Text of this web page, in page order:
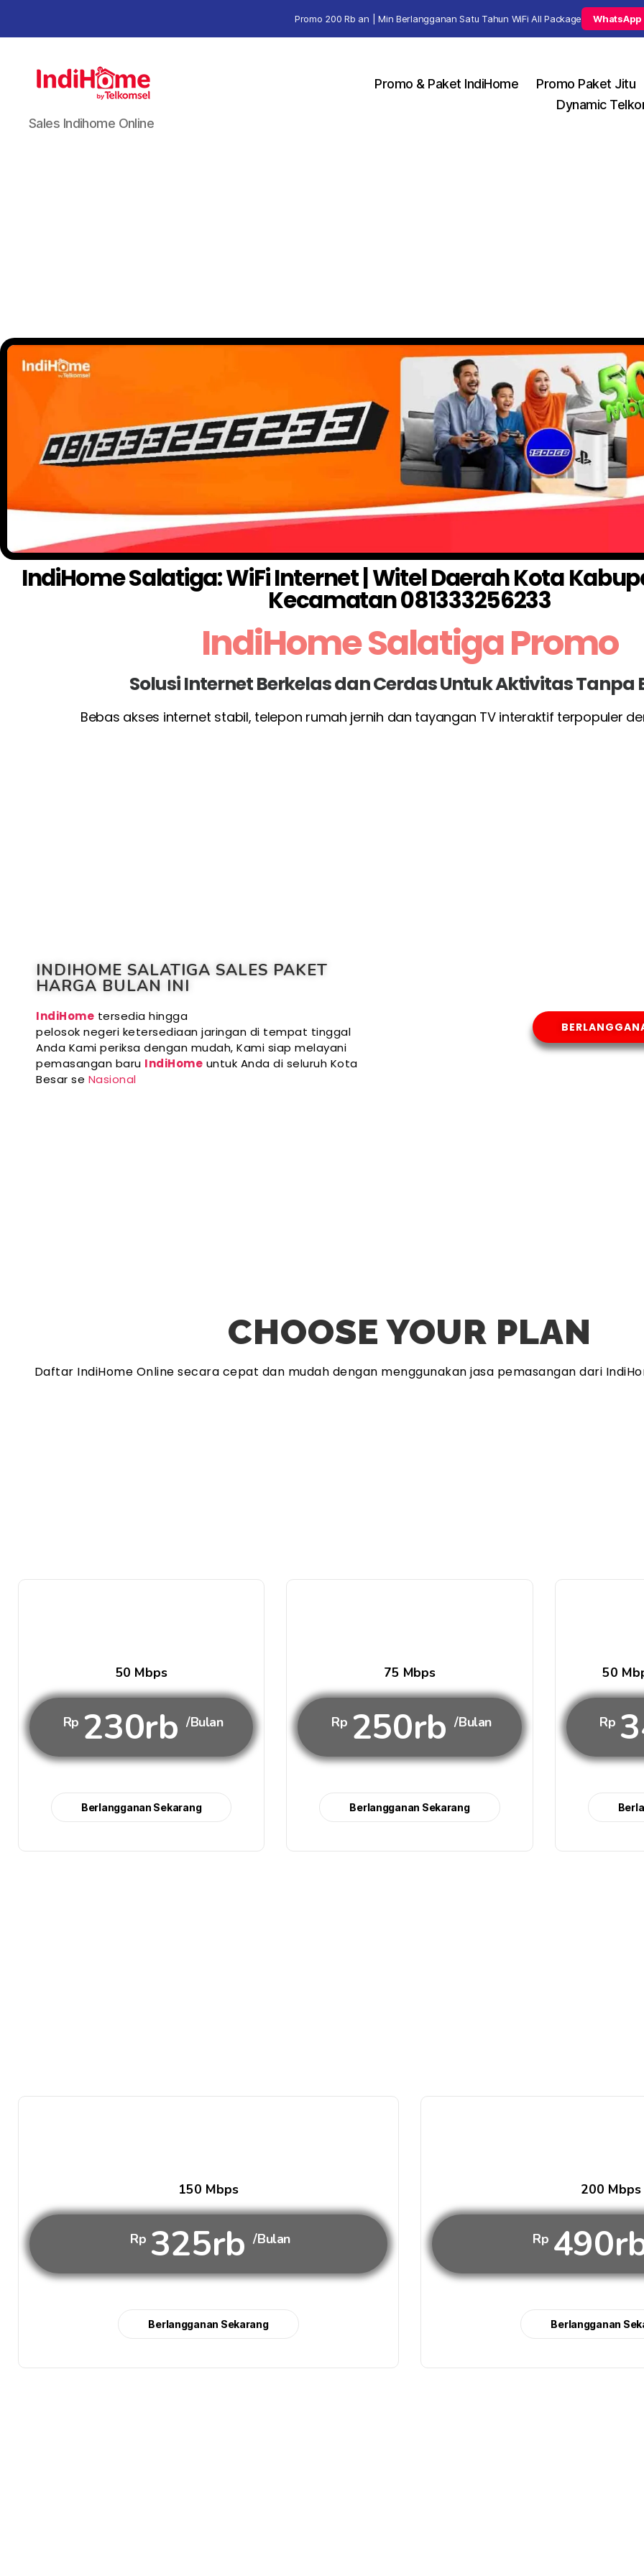
Sales Indihome Online
Promo & Paket IndiHome
Promo Paket Jitu
Dynamic
IndiHome Salatiga: WiFi Internet | Witel Daerah Kota
Kecamatan 081333256233
IndiHome Salatiga Promo
Solusi Internet Berkelas dan Cerdas Untuk Aktivitas Tanpa
Bebas akses internet stabil, telepon rumah jernih dan tayangan TV interaktif terpopuler
INDIHOME SALATIGA SALES PAKET
HARGA BULAN INI
IndiHome tersedia hingga
pelosok negeri ketersediaan jaringan di tempat tinggal
Anda Kami periksa dengan mudah, Kami siap melayani
pemasangan baru IndiHome untuk Anda di seluruh Kota
Besar se Nasional
CHOOSE YOUR PLAN
Daftar IndiHome Online secara cepat dan mudah dengan menggunakan jasa pemasangan dari
50 Mbps
Rp 230rb /Bulan
Berlangganan Sekarang
75 Mbps
Rp 250rb /Bulan
Berlangganan Sekarang
50
Rp
150 Mbps
Rp 325rb /Bulan
Berlangganan Sekarang
200 Mbps
Rp
Berlangganan
Promo 200 Rb an | Min Berlangganan Satu Tahun WiFi All Package WhatsApp